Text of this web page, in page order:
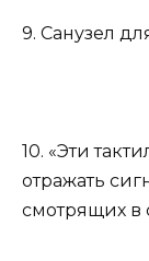
9. Санузел
10. «Эти
отражать
смотрящих в